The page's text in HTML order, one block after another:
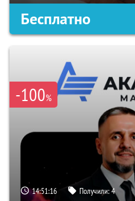
Бесплатно
-100%
14:51:15 Получили:4